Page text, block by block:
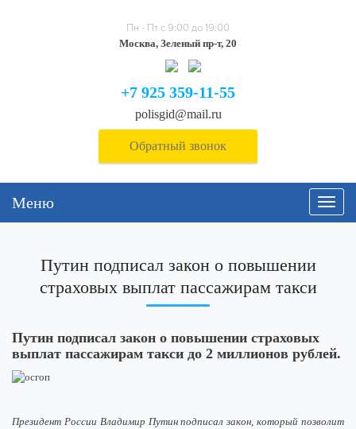
Пн - Пт с 9:00 до 19:00
Москва, Зеленый пр-т, 20
+7 925 359-11-55
polisgid@mail.ru
Обратный звонок
Меню
Путин подписал закон о повышении
страховых выплат пассажирам такси
Путин подписал закон о повышении страховых
выплат пассажирам такси до 2 миллионов рублей.
Президент России Владимир Путин подписал закон, который позволит